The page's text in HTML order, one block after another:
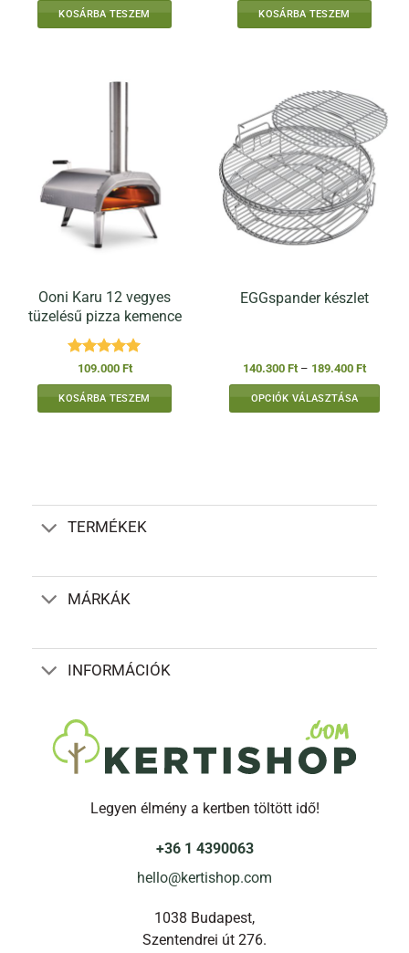
KOSÁRBA TESZEM KOSÁRBA TESZEM
Ooni Karu 12 vegyes
tüzelésű pizza kemence
Értékelés:5
/ 5
109.000 Ft
KOSÁRBA TESZEM
EGGspander készlet
140.300 Ft – 189.400 Ft
OPCIÓK VÁLASZTÁSA
a
TERMÉKEK
MÁRKÁK
INFORMÁCIÓK
Legyen élmény a kertben töltött idő!
+36 1 4390063
hello@kertishop.com
1038 Budapest,
Szentendrei út 276.